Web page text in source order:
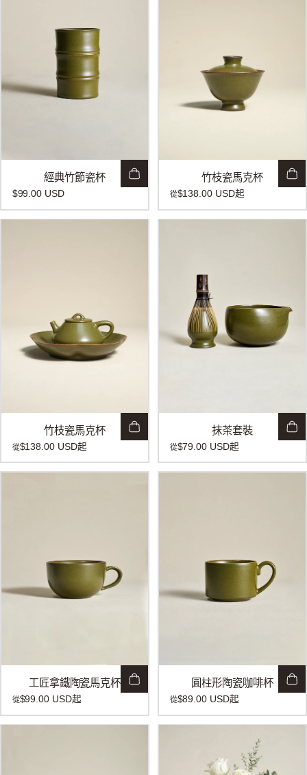
經典竹節瓷杯
$99.00 USD
竹枝瓷馬克杯
從$138.00 USD起
竹枝瓷馬克杯
從$138.00 USD起
抹茶套裝
從$79.00 USD起
工匠拿鐵陶瓷馬克杯
從$99.00 USD起
圓柱形陶瓷咖啡杯
從$89.00 USD起